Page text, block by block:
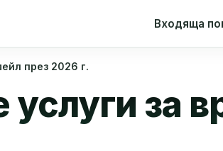
Входяща
през 2026 г.
за